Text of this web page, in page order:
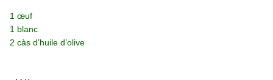
1 œuf
1 blanc
2 càs d’huile d’olive